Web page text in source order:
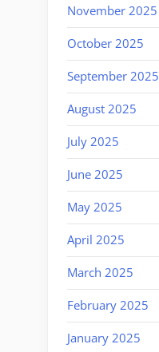
November 2025
October 2025
September 2025
August 2025
July 2025
June 2025
May 2025
April 2025
March 2025
February 2025
January 2025